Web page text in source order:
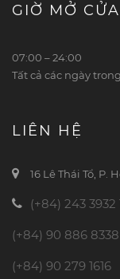
GIỜ MỞ CỬA
07:00 – 24:00
Tất cả các ngày
LIÊN HỆ
16 Lê Thái Tổ, P.
(+84) 243 3932
(+84) 90 886 8338
(+84) 90 279 1616